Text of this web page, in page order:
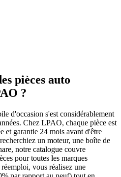
pièces auto
?
d'occasion s'est considérablement
Chez LPAO, chaque pièce est
et garantie 24 mois avant d'être
un moteur, une boîte de
notre catalogue couvre
pour toutes les marques
vous réalisez une